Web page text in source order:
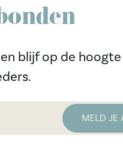
blijf op de